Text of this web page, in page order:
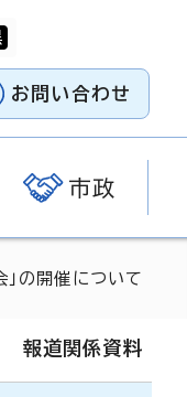
お問い合わせ
市政
の開催について
道関係資料